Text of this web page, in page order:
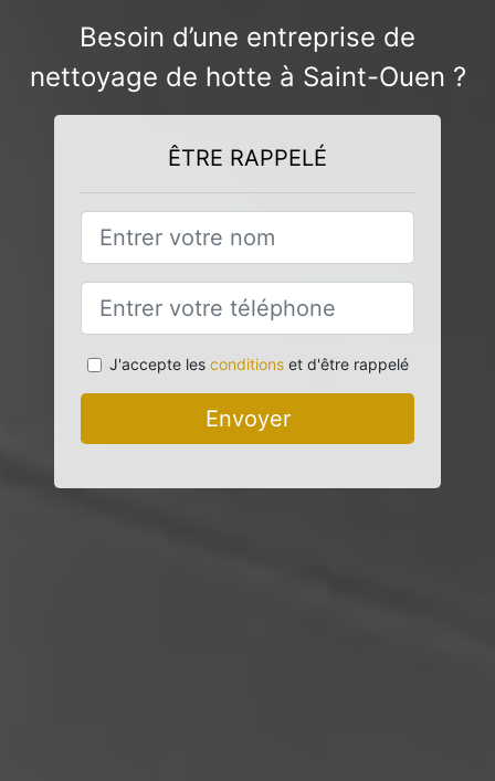
Besoin d’une entreprise de
nettoyage de hotte à Saint-Ouen ?
ÊTRE RAPPELÉ
J'accepte les conditionset d'être rappelé
Envoyer